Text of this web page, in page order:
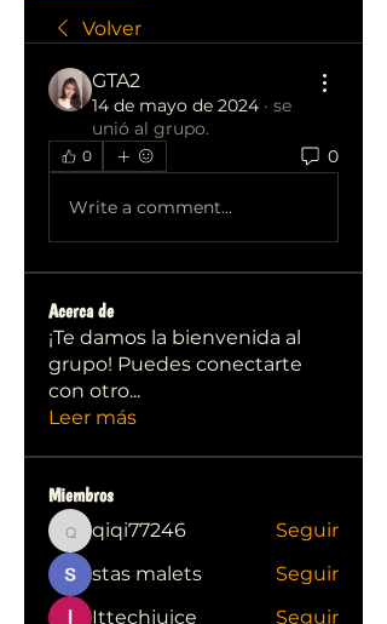
Volver
GTA2
14 de mayo de 2024 · se
unió al grupo.
0 0
Write a comment...
Acerca de
¡Te damos la bienvenida al
grupo! Puedes conectarte
con otro...
Leer más
Miembros
qiqi77246
qiqi77246
Seguir
stas malets
Seguir
Ittechjuice
Seguir